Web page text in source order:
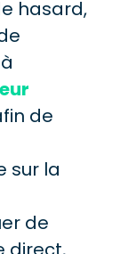
hasard,
de
sur la
de